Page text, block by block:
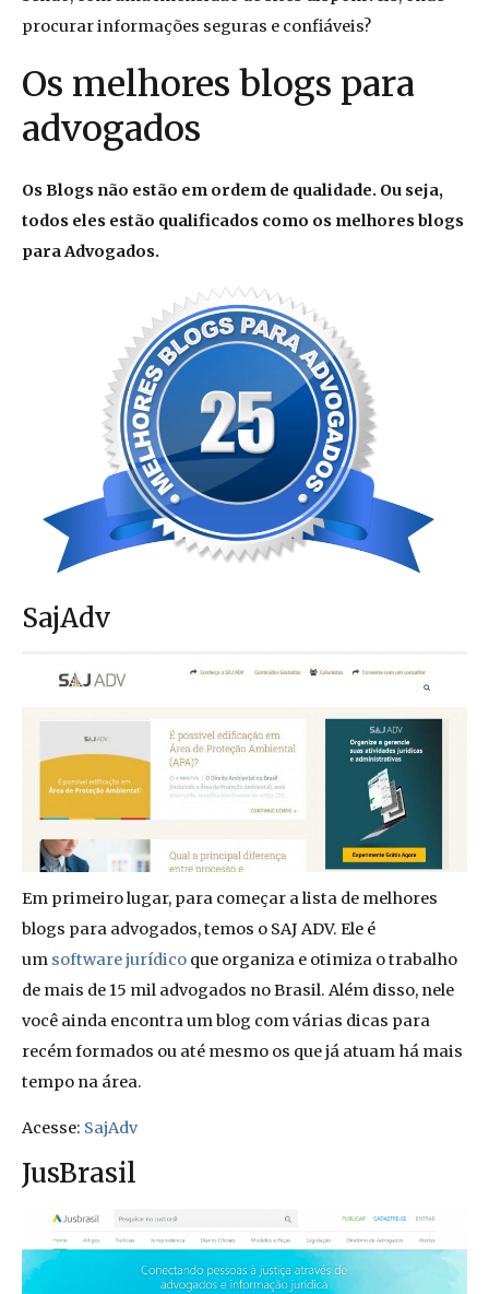
procurar informações seguras e confiáveis?
Os melhores blogs para
advogados
Os Blogs não estão em ordem de qualidade. Ou seja,
todos eles estão qualificados como os melhores blogs
para Advogados.
SajAdv
Em primeiro lugar, para começar a lista de melhores
blogs para advogados, temos o SAJ ADV. Ele é
um software jurídico que organiza e otimiza o trabalho
de mais de 15 mil advogados no Brasil. Além disso, nele
você ainda encontra um blog com várias dicas para
recém formados ou até mesmo os que já atuam há mais
tempo na área.
Acesse: SajAdv
JusBrasil